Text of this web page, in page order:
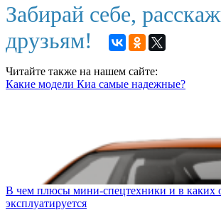
Забирай себе,
друзьям!
Читайте также на нашем сайте:
Какие модели Киа самые надежные?
В чем плюсы мини-спецтехники и в каких
эксплуатируется